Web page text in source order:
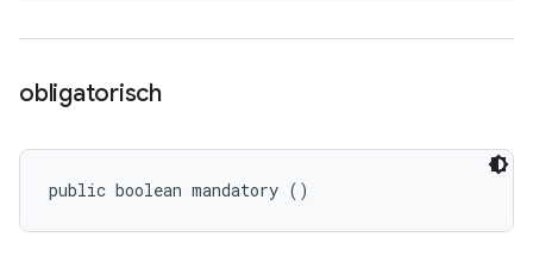
obligatorisch
public boolean mandatory ()